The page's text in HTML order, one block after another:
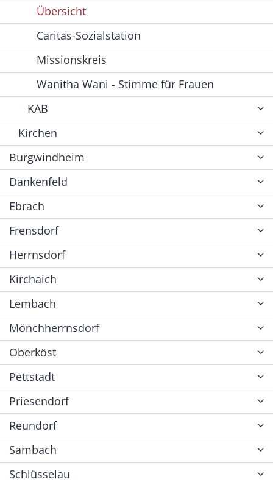
Übersicht
Caritas-Sozialstation
Missionskreis
Wanitha Wani - Stimme für Frauen
KAB
Kirchen
Burgwindheim
Dankenfeld
Ebrach
Frensdorf
Herrnsdorf
Kirchaich
Lembach
Mönchherrnsdorf
Oberköst
Pettstadt
Priesendorf
Reundorf
Sambach
Schlüsselau